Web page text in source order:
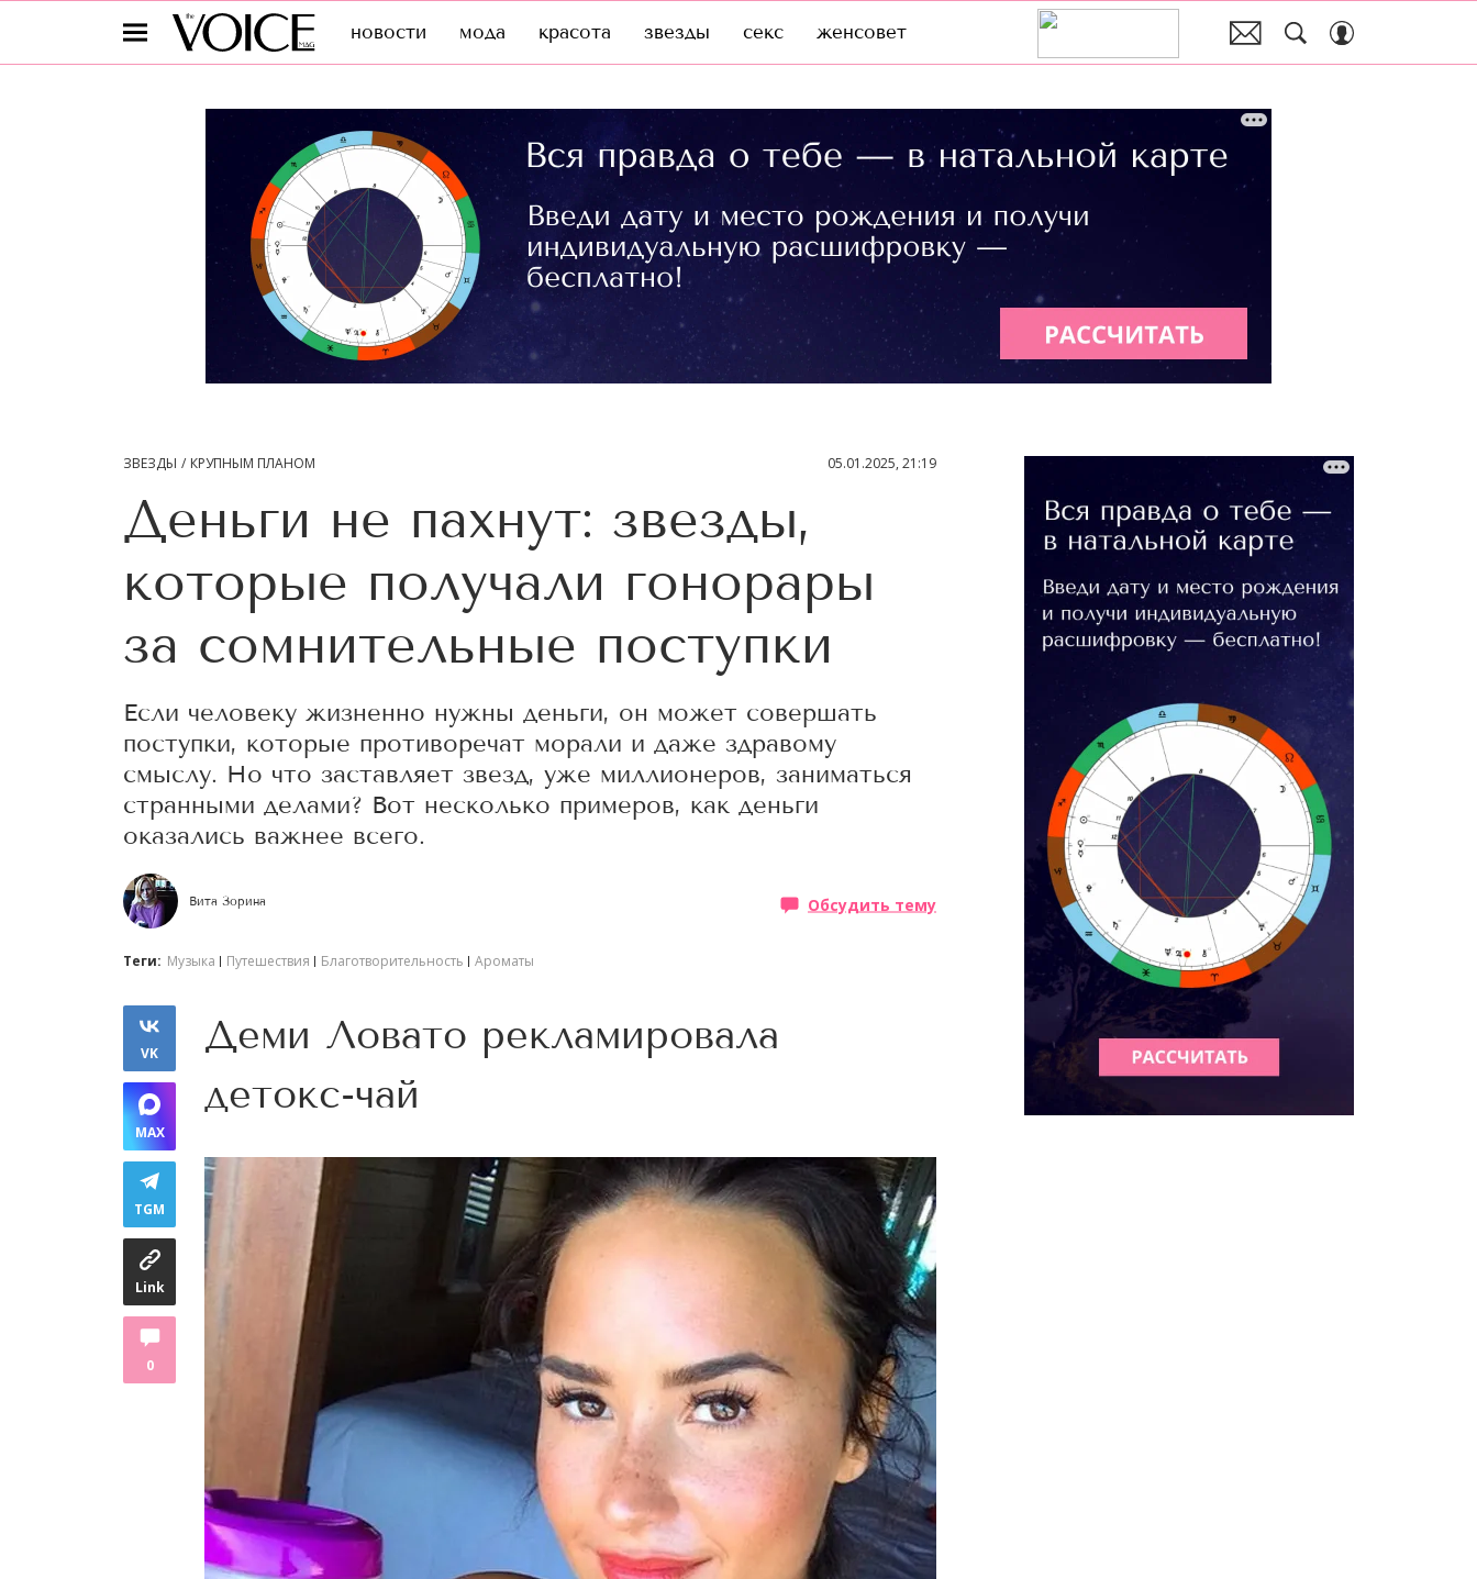
новости мода красота звезды секс женсовет
ЗВЕЗДЫ КРУПНЫМ ПЛАНОМ 05.01.2025, 21:19
Деньги не пахнут: звезды,
которые получали гонорары
за сомнительные поступки
Если человеку жизненно нужны деньги, он может совершать
поступки, которые противоречат морали и даже здравому
смыслу. Но что заставляет звезд, уже миллионеров, заниматься
странными делами? Вот несколько примеров, как деньги
оказались важнее всего.
Вита Зорина Обсудить тему
Теги: Музыка Путешествия Благотворительность Ароматы
VK
MAX
TGM
Link
0
Деми Ловато рекламировала
детокс-чай